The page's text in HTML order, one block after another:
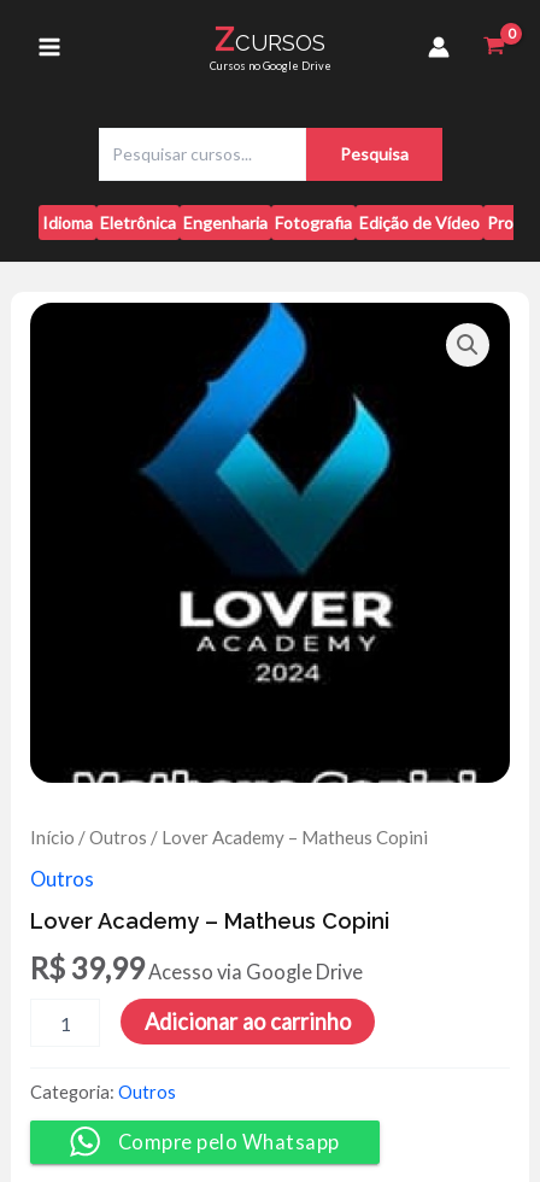
Menu
ZCURSOS
Cursos no Google Drive
s
q
u
i
a
r
Pesquisa
Idioma Eletrônica Engenharia Fotografia Edição de Vídeo
Início /Outros / Lover Academy – Matheus Copini
Outros
Lover Academy – Matheus Copini
R$ 39,99Acesso via Google Drive
Academy
Matheus
Copini
quantidade
Adicionar ao carrinho
Categoria:Outros
Compre pelo Whatsapp
Copini